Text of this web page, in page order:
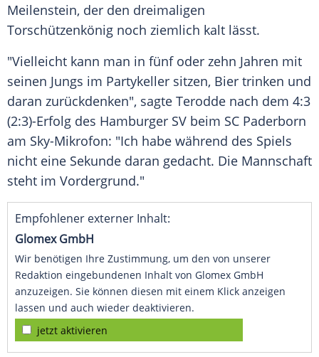
Meilenstein, der den dreimaligen
Torschützenkönig noch ziemlich kalt lässt.
"Vielleicht kann man in fünf oder zehn Jahren mit
seinen Jungs im Partykeller sitzen, Bier trinken und
daran zurückdenken", sagte Terodde nach dem 4:3
(2:3)-Erfolg des Hamburger SV beim SC Paderborn
am Sky-Mikrofon: "Ich habe während des Spiels
nicht eine Sekunde daran gedacht. Die Mannschaft
steht im Vordergrund."
Empfohlener externer Inhalt:
Glomex GmbH
Wir benötigen Ihre Zustimmung, um den von unserer
Redaktion eingebundenen Inhalt von Glomex GmbH
anzuzeigen. Sie können diesen mit einem Klick anzeigen
lassen und auch wieder deaktivieren.
jetzt aktivieren